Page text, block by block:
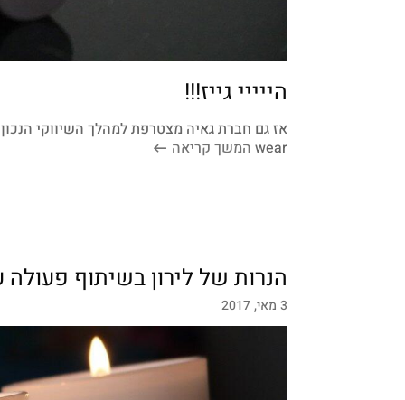
הייייי גייז!!!
wear המשך קריאה
הנרות של לירון בשיתוף
3 מאי, 2017